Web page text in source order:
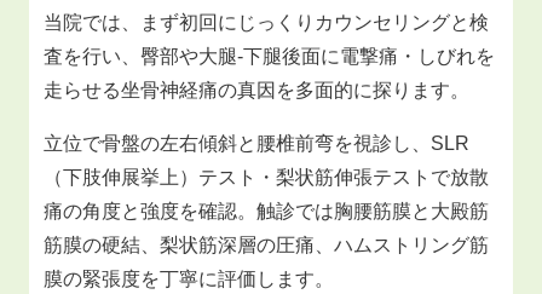
当院では、まず初回にじっくりカウンセリングと検
査を行い、臀部や大腿‐下腿後面に電撃痛・しびれを
走らせる坐骨神経痛の真因を多面的に探ります。
立位で骨盤の左右傾斜と腰椎前弯を視診し、SLR
（下肢伸展挙上）テスト・梨状筋伸張テストで放散
痛の角度と強度を確認。触診では胸腰筋膜と大殿筋
筋膜の硬結、梨状筋深層の圧痛、ハムストリング筋
膜の緊張度を丁寧に評価します。